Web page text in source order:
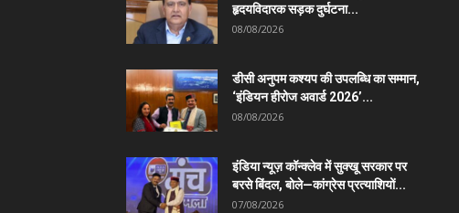
हृदयविदारक सड़क दुर्घटना...
08/08/2026
डीसी अनुपम कश्यप की उपलब्धि का सम्मान,
‘इंडियन हीरोज अवार्ड 2026’...
08/08/2026
इंडिया न्यूज़ कॉन्क्लेव में सुक्खू सरकार पर
बरसे बिंदल, बोले—कांग्रेस प्रत्याशियों...
07/08/2026